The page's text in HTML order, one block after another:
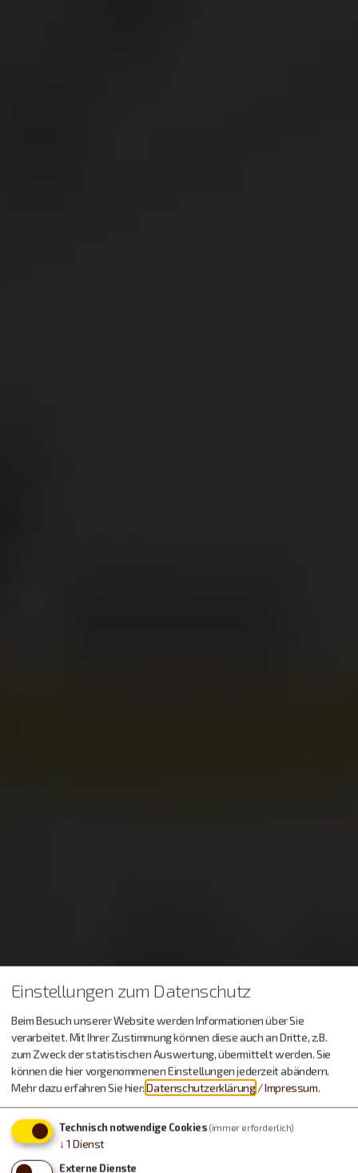
Einstellungen zum Datenschutz
Beim Besuch unserer Website werden Informationen über Sie
verarbeitet. Mit Ihrer Zustimmung können diese auch an Dritte, z.B.
zum Zweck der statistischen Auswertung, übermittelt werden. Sie
können die hier vorgenommenen Einstellungen jederzeit abändern.
Mehr dazu erfahren Sie hier:Datenschutzerklärung /Impressum.
Technisch notwendige Cookies (immer erforderlich)
↓ 1 Dienst
Externe Dienste